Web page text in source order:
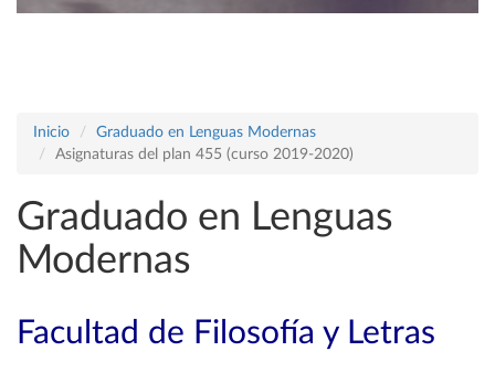
Inicio
Graduado en Lenguas Modernas
Asignaturas del plan 455 (curso 2019-2020)
Graduado en Lenguas
Modernas
Facultad de Filosofía y Letras